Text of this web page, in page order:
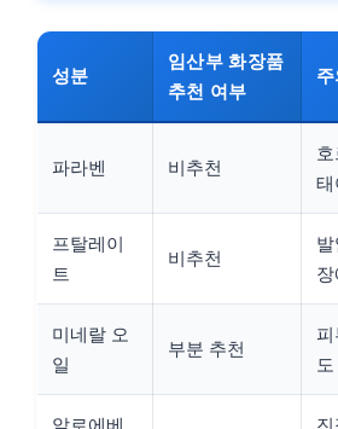
성분
임산부 화장품
추천 여부
파라벤 비추천
태
프탈레이
트
비추천
미네랄 오
일
부분 추천